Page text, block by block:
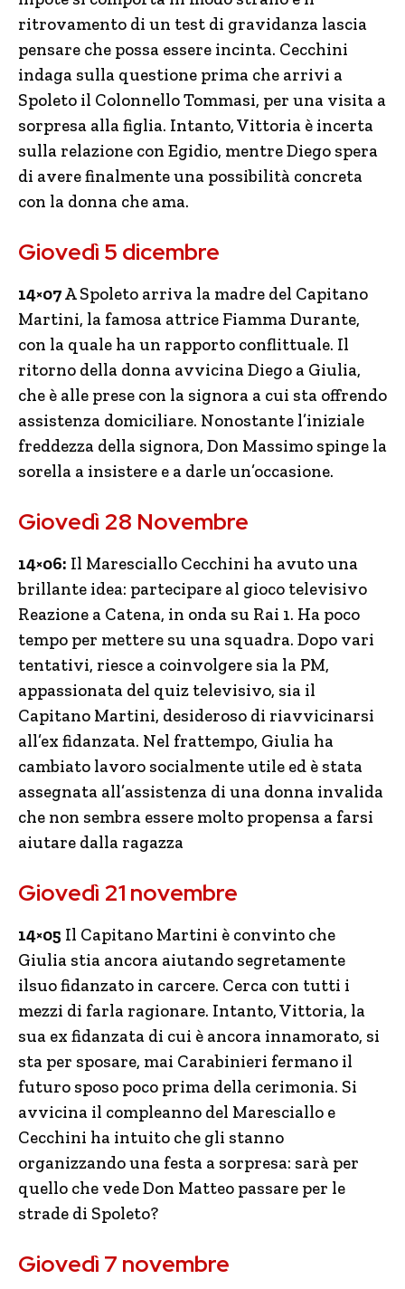
ritrovamento di un test di gravidanza lascia
pensare che possa essere incinta. Cecchini
indaga sulla questione prima che arrivi a
Spoleto il Colonnello Tommasi, per una visita a
sorpresa alla figlia. Intanto, Vittoria è incerta
sulla relazione con Egidio, mentre Diego spera
di avere finalmente una possibilità concreta
con la donna che ama.
Giovedì 5 dicembre
14×07A Spoleto arriva la madre del Capitano
Martini, la famosa attrice Fiamma Durante,
con la quale ha un rapporto conflittuale. Il
ritorno della donna avvicina Diego a Giulia,
che è alle prese con la signora a cui sta offrendo
assistenza domiciliare. Nonostante l’iniziale
freddezza della signora, Don Massimo spinge la
sorella a insistere e a darle un’occasione.
Giovedì 28 Novembre
14×06: Il Maresciallo Cecchini ha avuto una
brillante idea: partecipare al gioco televisivo
Reazione a Catena, in onda su Rai 1. Ha poco
tempo per mettere su una squadra. Dopo vari
tentativi, riesce a coinvolgere sia la PM,
appassionata del quiz televisivo, sia il
Capitano Martini, desideroso di riavvicinarsi
all’ex fidanzata. Nel frattempo, Giulia ha
cambiato lavoro socialmente utile ed è stata
assegnata all’assistenza di una donna invalida
che non sembra essere molto propensa a farsi
aiutare dalla ragazza
Giovedì 21 novembre
14×05 Il Capitano Martini è convinto che
Giulia stia ancora aiutando segretamente
ilsuo fidanzato in carcere. Cerca con tutti i
mezzi di farla ragionare. Intanto, Vittoria, la
sua ex fidanzata di cui è ancora innamorato, si
sta per sposare, mai Carabinieri fermano il
futuro sposo poco prima della cerimonia. Si
avvicina il compleanno del Maresciallo e
Cecchini ha intuito che gli stanno
organizzando una festa a sorpresa: sarà per
quello che vede Don Matteo passare per le
strade di Spoleto?
Giovedì 7 novembre